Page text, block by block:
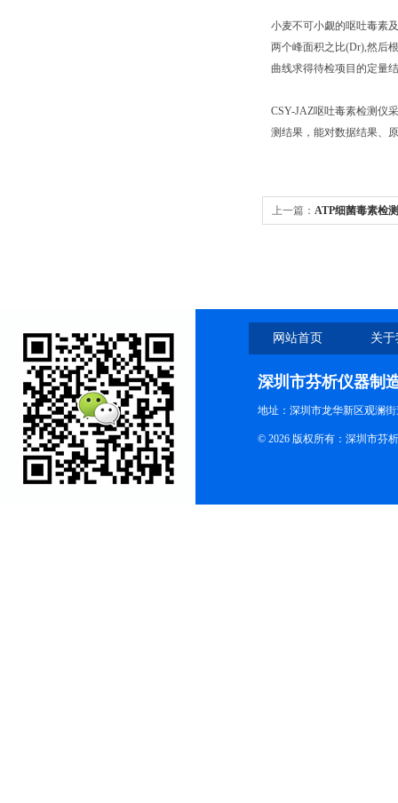
小麦不可小觑的呕吐毒素
两个峰面积之比(Dr),然后
曲线求得待检项目的定量
CSY-JAZ呕吐毒素检测仪
测结果，能对数据结果、
上一篇： ATP细菌毒素检
网站首页 关
深圳市芬析仪器制
地址：深圳市龙华新区观澜
© 2026 版权所有：深圳市芬